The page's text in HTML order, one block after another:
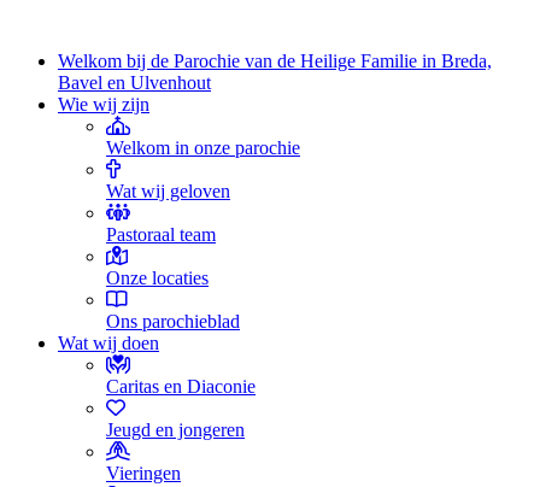
Welkom bij de Parochie van de Heilige Familie in Breda,
Bavel en Ulvenhout
Wie wij zijn
Welkom in onze parochie
Wat wij geloven
Pastoraal team
Onze locaties
Ons parochieblad
Wat wij doen
Caritas en Diaconie
Jeugd en jongeren
Vieringen